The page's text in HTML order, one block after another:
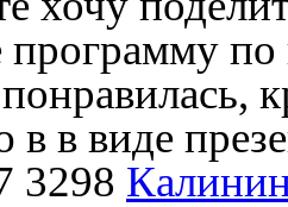
программу
в виде
3298